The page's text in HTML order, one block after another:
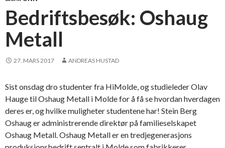
Bedriftsbesøk: Oshaug
Metall
27. MARS 2017 ANDREAS HUSTAD
Sist onsdag dro studenter fra HiMolde, og studieleder Olav
Hauge til Oshaug Metall i Molde for å få se hvordan hverdagen
deres er, og hvilke muligheter studentene har! Stein Berg
Oshaug er administrerende direktør på familieselskapet
Oshaug Metall. Oshaug Metall er en tredjegenerasjons